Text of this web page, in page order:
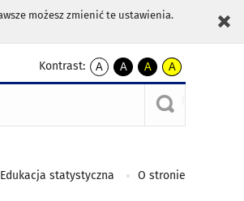
możesz zmienić te ustawienia.
Kontrast:
A
kontrast
A
kontrast
czarnym
A
kontrast
żółty
tekst
czarnym
A
kontrast
czarny
tekst
żółtym
Edukacja statystyczna O stronie